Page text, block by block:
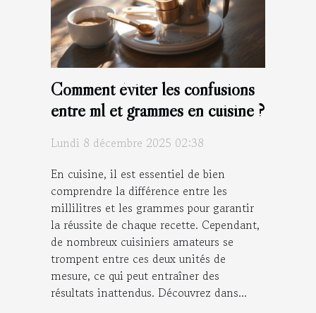
Comment éviter les confusions
entre ml et grammes en cuisine ?
Lundi 8 décembre 2025 02:38
En cuisine, il est essentiel de bien
comprendre la différence entre les
millilitres et les grammes pour garantir
la réussite de chaque recette. Cependant,
de nombreux cuisiniers amateurs se
trompent entre ces deux unités de
mesure, ce qui peut entraîner des
résultats inattendus. Découvrez dans...